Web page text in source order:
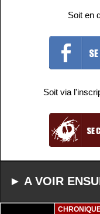
Soit en
Soit via
► A VOIR